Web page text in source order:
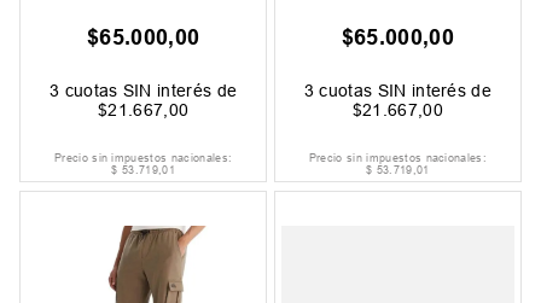
$65.000,00
3 cuotas SIN interés de
$21 .667 00
Precio sin impuestos nacionales:
$ 53.719,01
$65.000,00
3 cuotas SIN interés de
$21 .667 ,00
Precio sin impuestos nacionales:
$ 53.719,01